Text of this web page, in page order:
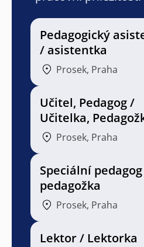
Pedagogický
/ asistentka
Prosek, Praha
Učitel, Pedagog /
Učitelka,
Prosek, Praha
Speciální
pedagožka
Prosek, Praha
Lektor / Lektorka